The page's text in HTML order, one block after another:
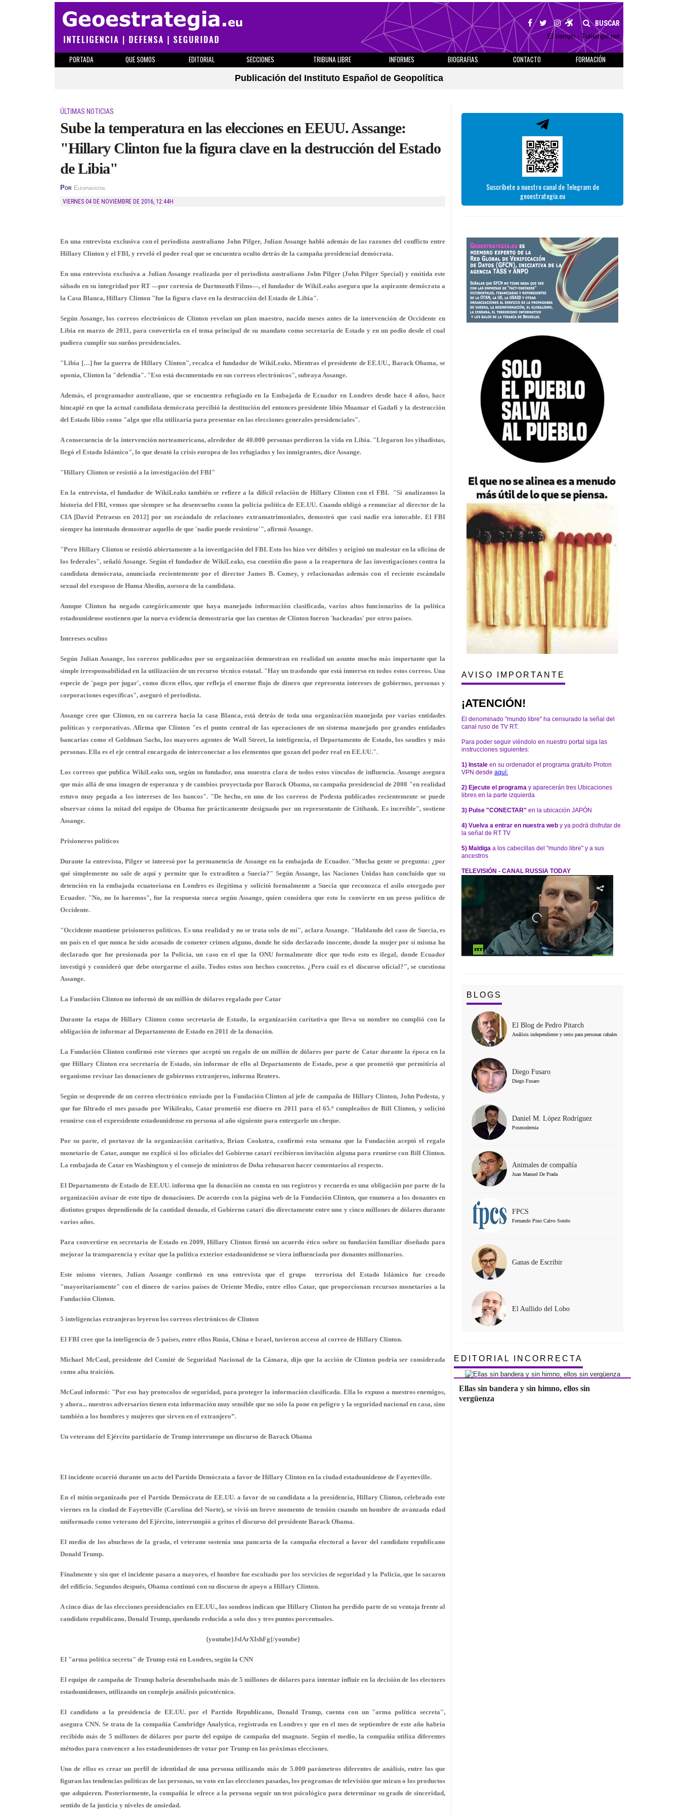
BUSCAR
El tiempo - Tutiempo.net
PORTADA QUE SOMOS EDITORIAL SECCIONES TRIBUNA LIBRE INFORMES BIOGRAFIAS CONTACTO
FORMACIÓN
Publicación del Instituto Español de Geopolítica
ÚLTIMAS NOTICIAS
Sube la temperatura en las elecciones en EEUU. Assange:
"Hillary Clinton fue la figura clave en la destrucción del Estado
de Libia"
Por Elespiadigital
VIERNES 04 DE NOVIEMBRE DE 2016, 12:44H
En una entrevista exclusiva con el periodista australiano John Pilger, Julian Assange habló además de las razones del conflicto entre
Hillary Clinton y el FBI, y reveló el poder real que se encuentra oculto detrás de la campaña presidencial demócrata.
En una entrevista exclusiva a Julian Assange realizada por el periodista australiano John Pilger (John Pilger Special) y emitida este
sábado en su integridad por RT —por cortesía de Dartmouth Films—, el fundador de WikiLeaks asegura que la aspirante demócrata a
la Casa Blanca, Hillary Clinton "fue la figura clave en la destrucción del Estado de Libia".
Según Assange, los correos electrónicos de Clinton revelan un plan maestro, nacido meses antes de la intervención de Occidente en
Libia en marzo de 2011, para convertirla en el tema principal de su mandato como secretaria de Estado y en un podio desde el cual
pudiera cumplir sus sueños presidenciales.
"Libia […] fue la guerra de Hillary Clinton", recalca el fundador de WikiLeaks. Mientras el presidente de EE.UU., Barack Obama, se
oponía, Clinton la "defendía". "Eso está documentado en sus correos electrónicos", subraya Assange.
Además, el programador australiano, que se encuentra refugiado en la Embajada de Ecuador en Londres desde hace 4 años, hace
hincapié en que la actual candidata demócrata percibió la destitución del entonces presidente libio Muamar el Gadafi y la destrucción
del Estado libio como "algo que ella utilizaría para presentar en las elecciones generales presidenciales".
A consecuencia de la intervención norteamericana, alrededor de 40.000 personas perdieron la vida en Libia. "Llegaron los yihadistas,
llegó el Estado Islámico", lo que desató la crisis europea de los refugiados y los inmigrantes, dice Assange.
"Hillary Clinton se resistió a la investigación del FBI"
En la entrevista, el fundador de WikiLeaks también se refiere a la difícil relación de Hillary Clinton con el FBI. "Si analizamos la
historia del FBI, vemos que siempre se ha desenvuelto como la policía política de EE.UU. Cuando obligó a renunciar al director de la
CIA [David Petraeus en 2012] por un escándalo de relaciones extramatrimoniales, demostró que casi nadie era intocable. El FBI
siempre ha intentado demostrar aquello de que 'nadie puede resistirse'", afirmó Assange.
"Pero Hillary Clinton se resistió abiertamente a la investigación del FBI. Esto los hizo ver débiles y originó un malestar en la oficina de
los federales", señaló Assange. Según el fundador de WikiLeaks, esa cuestión dio paso a la reapertura de las investigaciones contra la
candidata demócrata, anunciada recientemente por el director James B. Comey, y relacionadas además con el reciente escándalo
sexual del exesposo de Huma Abedin, asesora de la candidata.
Aunque Clinton ha negado categóricamente que haya manejado información clasificada, varios altos funcionarios de la política
estadounidense sostienen que la nueva evidencia demostraría que las cuentas de Clinton fueron 'hackeadas' por otros países.
Intereses ocultos
Según Julian Assange, los correos publicados por su organización demuestran en realidad un asunto mucho más importante que la
simple irresponsabilidad en la utilización de un recurso técnico estatal. "Hay un trasfondo que está inmerso en todos estos correos. Una
especie de 'pago por jugar', como dicen ellos, que refleja el enorme flujo de dinero que representa intereses de gobiernos, personas y
corporaciones específicas", aseguró el periodista.
Assange cree que Clinton, en su carrera hacia la casa Blanca, está detrás de toda una organización manejada por varias entidades
políticas y corporativas. Afirma que Clinton "es el punto central de las operaciones de un sistema manejado por grandes entidades
bancarias como el Goldman Sachs, los mayores agentes de Wall Street, la inteligencia, el Departamento de Estado, los saudíes y más
personas. Ella es el eje central encargado de interconectar a los elementos que gozan del poder real en EE.UU.".
Los correos que publica WikiLeaks son, según su fundador, una muestra clara de todos estos vínculos de influencia. Assange asegura
que más allá de una imagen de esperanza y de cambios proyectada por Barack Obama, su campaña presidencial de 2008 "en realidad
estuvo muy pegada a los intereses de los bancos". "De hecho, en uno de los correos de Podesta publicados recientemente se puede
observar cómo la mitad del equipo de Obama fue prácticamente designado por un representante de Citibank. Es increíble", sostiene
Assange.
Prisioneros políticos
Durante la entrevista, Pilger se interesó por la permanencia de Assange en la embajada de Ecuador. "Mucha gente se pregunta: ¿por
qué simplemente no sale de aquí y permite que lo extraditen a Suecia?" Según Assange, las Naciones Unidas han concluido que su
detención en la embajada ecuatoriana en Londres es ilegítima y solicitó formalmente a Suecia que reconozca el asilo otorgado por
Ecuador. "No, no lo haremos", fue la respuesta sueca según Assange, quien considera que esto lo convierte en un preso político de
Occidente.
"Occidente mantiene prisioneros políticos. Es una realidad y no se trata solo de mí", aclara Assange. "Hablando del caso de Suecia, es
un país en el que nunca he sido acusado de cometer crimen alguno, donde he sido declarado inocente, donde la mujer por sí misma ha
declarado que fue presionada por la Policía, un caso en el que la ONU formalmente dice que todo esto es ilegal, donde Ecuador
investigó y consideró que debe otorgarme el asilo. Todos estos son hechos concretos. ¿Pero cuál es el discurso oficial?", se cuestiona
Assange.
La Fundación Clinton no informó de un millón de dólares regalado por Catar
Durante la etapa de Hillary Clinton como secretaria de Estado, la organización caritativa que lleva su nombre no cumplió con la
obligación de informar al Departamento de Estado en 2011 de la donación.
La Fundación Clinton confirmó este viernes que aceptó un regalo de un millón de dólares por parte de Catar durante la época en la
que Hillary Clinton era secretaria de Estado, sin informar de ello al Departamento de Estado, pese a que prometió que permitiría al
organismo revisar las donaciones de gobiernos extranjeros, informa Reuters.
Según se desprende de un correo electrónico enviado por la Fundación Clinton al jefe de campaña de Hillary Clinton, John Podesta, y
que fue filtrado el mes pasado por Wikileaks, Catar prometió ese dinero en 2011 para el 65.º cumpleaños de Bill Clinton, y solicitó
reunirse con el expresidente estadounidense en persona al año siguiente para entregarle un cheque.
Por su parte, el portavoz de la organización caritativa, Brian Cookstra, confirmó esta semana que la Fundación aceptó el regalo
monetario de Catar, aunque no explicó si los oficiales del Gobierno catarí recibieron invitación alguna para reunirse con Bill Clinton.
La embajada de Catar en Washington y el consejo de ministros de Doha rehusaron hacer comentarios al respecto.
El Departamento de Estado de EE.UU. informa que la donación no consta en sus registros y recuerda es una obligación por parte de la
organización avisar de este tipo de donaciones. De acuerdo con la página web de la Fundación Clinton, que enumera a los donantes en
distintos grupos dependiendo de la cantidad donada, el Gobierno catarí dio directamente entre uno y cinco millones de dólares durante
varios años.
Para convertirse en secretaria de Estado en 2009, Hillary Clinton firmó un acuerdo ético sobre su fundación familiar diseñado para
mejorar la transparencia y evitar que la política exterior estadounidense se viera influenciada por donantes millonarios.
Este mismo viernes, Julian Assange confirmó en una entrevista que el grupo terrorista del Estado Islámico fue creado
"mayoritariamente" con el dinero de varios países de Oriente Medio, entre ellos Catar, que proporcionan recursos monetarios a la
Fundación Clinton.
5 inteligencias extranjeras leyeron los correos electrónicos de Clinton
El FBI cree que la inteligencia de 5 países, entre ellos Rusia, China e Israel, tuvieron acceso al correo de Hillary Clinton.
Michael McCaul, presidente del Comité de Seguridad Nacional de la Cámara, dijo que la acción de Clinton podría ser considerada
como alta traición.
McCaul informó: "Por eso hay protocolos de seguridad, para proteger la información clasificada. Ella lo expuso a nuestros enemigos,
y ahora... nuestros adversarios tienen esta información muy sensible que no sólo la pone en peligro y la seguridad nacional en casa, sino
también a los hombres y mujeres que sirven en el extranjero”.
Un veterano del Ejército partidario de Trump interrumpe un discurso de Barack Obama
El incidente ocurrió durante un acto del Partido Demócrata a favor de Hillary Clinton en la ciudad estadounidense de Fayetteville.
En el mitin organizado por el Partido Demócrata de EE.UU. a favor de su candidata a la presidencia, Hillary Clinton, celebrado este
viernes en la ciudad de Fayetteville (Carolina del Norte), se vivió un breve momento de tensión cuando un hombre de avanzada edad
uniformado como veterano del Ejército, interrumpió a gritos el discurso del presidente Barack Obama.
El medio de los abucheos de la grada, el veterano sostenía una pancarta de la campaña electoral a favor del candidato republicano
Donald Trump.
Finalmente y sin que el incidente pasara a mayores, el hombre fue escoltado por los servicios de seguridad y la Policía, que lo sacaron
del edificio. Segundos después, Obama continuó con su discurso de apoyo a Hillary Clinton.
A cinco días de las elecciones presidenciales en EE.UU., los sondeos indican que Hillary Clinton ha perdido parte de su ventaja frente al
candidato republicano, Donald Trump, quedando reducida a solo dos y tres puntos porcentuales.
{youtube}JslArXIshFg{/youtube}
El "arma política secreta" de Trump está en Londres, según la CNN
El equipo de campaña de Trump habría desembolsado más de 5 millones de dólares para intentar influir en la decisión de los electores
estadounidenses, utilizando un complejo análisis psicotécnico.
El candidato a la presidencia de EE.UU. por el Partido Republicano, Donald Trump, cuenta con un "arma política secreta",
asegura CNN. Se trata de la compañía Cambridge Analytica, registrada en Londres y que en el mes de septiembre de este año habría
recibido más de 5 millones de dólares por parte del equipo de campaña del magnate. Según el medio, la compañía utiliza diferentes
métodos para convencer a los estadounidenses de votar por Trump en las próximas elecciones.
Uno de ellos es crear un perfil de identidad de una persona utilizando más de 5.000 parámetros diferentes de análisis, entre los que
figuran las tendencias políticas de las personas, su voto en las elecciones pasadas, los programas de televisión que miran o los productos
que adquieren. Posteriormente, la compañía le ofrece a la persona seguir un test psicológico para determinar su grado de sinceridad,
sentido de la justicia y niveles de ansiedad.
Suscríbete a nuestro canal de Telegram de
geoestrategia.eu
AVISO IMPORTANTE
¡ATENCIÓN!
El denominado "mundo libre" ha censurado la señal del
canal ruso de TV RT.
Para poder seguir viéndolo en nuestro portal siga las
instrucciones siguientes:
1) Instale en su ordenador el programa gratuito Proton
VPN desde aquí:
2) Ejecute el programa y aparecerán tres Ubicaciones
libres en la parte izquierda
3) Pulse "CONECTAR" en la ubicación JAPÓN
4) Vuelva a entrar en nuestra web y ya podrá disfrutar de
la señal de RT TV
5) Maldiga a los cabecillas del "mundo libre" y a sus
ancestros
TELEVISIÓN - CANAL RUSSIA TODAY
BLOGS
El Blog de Pedro Pitarch
Análisis independiente y serio para personas cabales
Diego Fusaro
Diego Fusaro
Daniel M. López Rodríguez
Posmodernia
Animales de compañía
Juan Manuel De Prada
FPCS
Fernando Pino Calvo Sotelo
Ganas de Escribir
El Aullido del Lobo
EDITORIAL INCORRECTA
Ellas sin bandera y sin himno, ellos sin
vergüenza